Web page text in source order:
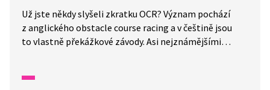
Už jste někdy slyšeli zkratku OCR? Význam pochází
z anglického obstacle course racing a v češtině jsou
to vlastně překážkové závody. Asi nejznámějšími
kilometrů, se musíte popasovat s různým druhem